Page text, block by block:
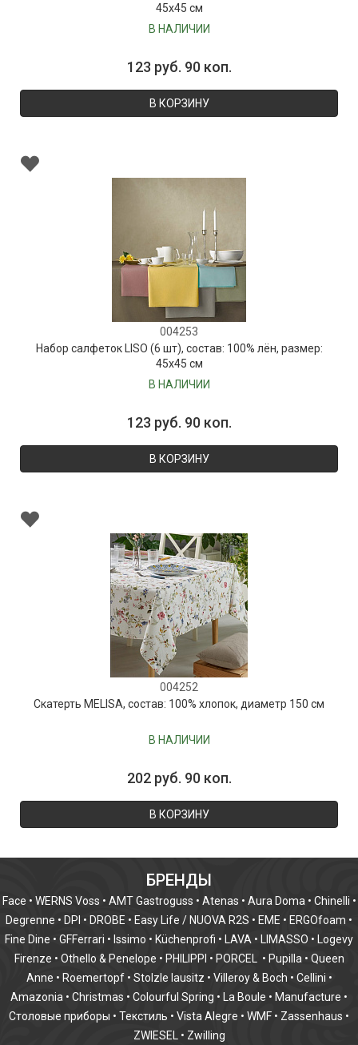
45х45 см
В НАЛИЧИИ
123 руб. 90 коп.
В КОРЗИНУ
004253
Набор салфеток LISO (6 шт), состав: 100% лён, размер:
45х45 см
В НАЛИЧИИ
123 руб. 90 коп.
В КОРЗИНУ
004252
Скатерть MELISA, состав: 100% хлопок, диаметр 150 см
В НАЛИЧИИ
202 руб. 90 коп.
В КОРЗИНУ
БРЕНДЫ
Face • WERNS Voss • AMT Gastroguss • Atenas • Aura Doma • Chinelli •
Degrenne • DPI • DROBE • Easy Life / NUOVA R2S • EME • ERGOfoam •
Fine Dine • GFFerrari • Issimo • Küchenprofi • LAVA • LIMASSO • Logevy
Firenze • Othello & Penelope • PHILIPPI • PORCEL • Pupilla • Queen
Anne • Roemertopf • Stolzle lausitz • Villeroy & Boch • Cellini •
Amazonia • Christmas • Colourful Spring • La Boule • Manufacture •
Столовые приборы • Текстиль • Vista Alegre • WMF • Zassenhaus •
ZWIESEL
• Zwilling